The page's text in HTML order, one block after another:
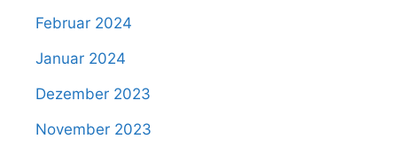
Februar 2024
Januar 2024
Dezember 2023
November 2023